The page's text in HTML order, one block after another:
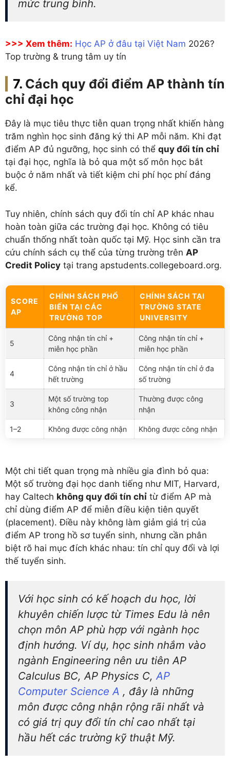
mức trung bình.
>>> Xem thêm: Học AP ở đâu tại Việt Nam 2026?
Top trường & trung tâm uy tín
Cách quy đổi điểm AP thành tín
chỉ đại học
Đây là mục tiêu thực tiễn quan trọng nhất khiến hàng
trăm nghìn học sinh đăng ký thi AP mỗi năm. Khi đạt
điểm AP đủ ngưỡng, học sinh có thể quy đổi tín chỉ
tại đại học, nghĩa là bỏ qua một số môn học bắt
buộc ở năm nhất và tiết kiệm chi phí học phí đáng
kể.
Tuy nhiên, chính sách quy đổi tín chỉ AP khác nhau
hoàn toàn giữa các trường đại học. Không có tiêu
chuẩn thống nhất toàn quốc tại Mỹ. Học sinh cần tra
cứu chính sách cụ thể của từng trường trên AP
Credit Policy tại trang apstudents.collegeboard.org.
SCORE
AP
CHÍNH SÁCH PHỔ
BIẾN TẠI CÁC
TRƯỜNG TOP
CHÍNH SÁCH TẠI
TRƯỜNG STATE
UNIVERSITY
5
Công nhận tín chỉ +
miễn học phần
Công nhận tín chỉ +
miễn học phần
4
Công nhận tín chỉ ở hầu
hết trường
Công nhận tín chỉ ở đa
số trường
3
Một số trường top
không công nhận
Thường được công
nhận
1–2 Không được công nhận Không được công nhận
Một chi tiết quan trọng mà nhiều gia đình bỏ qua:
Một số trường đại học danh tiếng như MIT, Harvard,
hay Caltech không quy đổi tín chỉ từ điểm AP mà
chỉ dùng điểm AP để miễn điều kiện tiên quyết
(placement). Điều này không làm giảm giá trị của
điểm AP trong hồ sơ tuyển sinh, nhưng cần phân
biệt rõ hai mục đích khác nhau: tín chỉ quy đổi và lợi
thế tuyển sinh.
Với học sinh có kế hoạch du học, lời
khuyên chiến lược từ Times Edu là nên
chọn môn AP phù hợp với ngành học
định hướng. Ví dụ, học sinh nhắm vào
ngành Engineering nên ưu tiên AP
Calculus BC, AP Physics C, AP
Computer Science A , đây là những
môn được công nhận rộng rãi nhất và
có giá trị quy đổi tín chỉ cao nhất tại
hầu hết các trường kỹ thuật Mỹ.